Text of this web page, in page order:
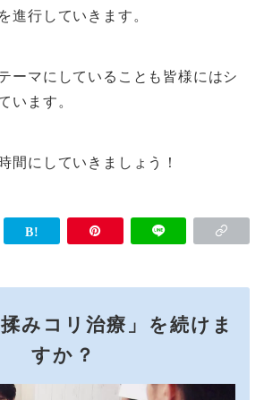
進行していきます。
ーマにしていることも皆様にはシ
います。
間にしていきましょう！
みコリ治療」を続けま
すか？